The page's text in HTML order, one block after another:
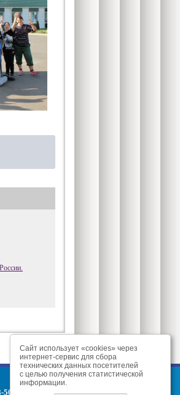
50-32 ,3-
Сайт использует «cookies» через
интернет-сервис для сбора
технических данных посетителей
с целью получения статистической
информации.